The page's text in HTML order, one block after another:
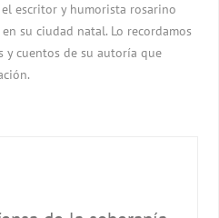
escritor y humorista rosarino
su ciudad natal. Lo recordamos
y cuentos de su autoría que